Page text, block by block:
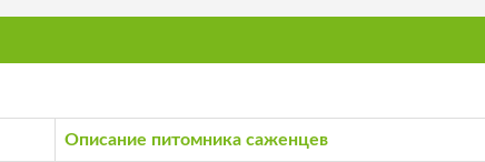
Описание питомника саженцев